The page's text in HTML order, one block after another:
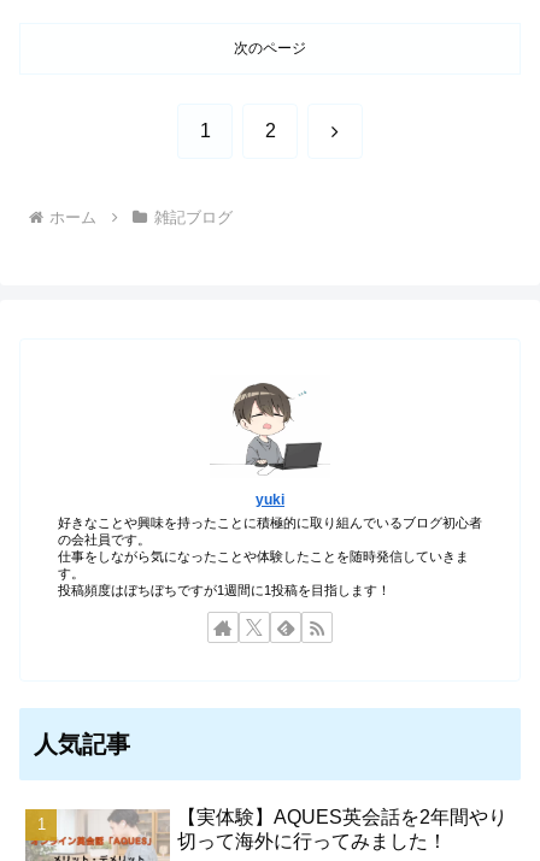
次のページ
1 2 次
ホーム 雑記ブログ
yuki
好きなことや興味を持ったことに積極的に取り組んでいるブログ初心者
の会社員です。
仕事をしながら気になったことや体験したことを随時発信していきま
す。
投稿頻度はぼちぼちですが1週間に1投稿を目指します！
人気記事
【実体験】AQUES英会話を2年間やり
切って海外に行ってみました！